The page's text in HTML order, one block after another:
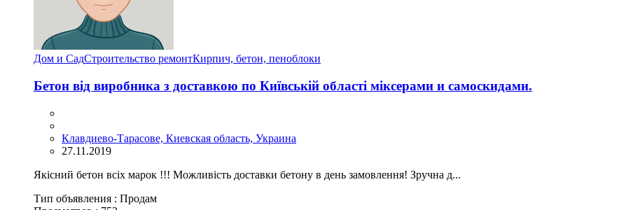
Дом и СадСтроительство ремонтКирпич, бетон, пеноблоки
Бетон від виробника з доставкою по Київській області міксерами и самоскидами.
Клавдиево-Тарасове, Киевская область, Украина
27.11.2019
Якісний бетон всіх марок !!! Можливість доставки бетону в день замовлення! Зручна д...
Тип объявления : Продам